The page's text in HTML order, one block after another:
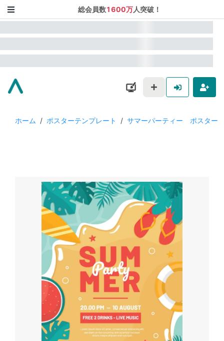
総会員数1600万人突破！
ホーム / ポスターテンプレート / サマーパーティー ポスター